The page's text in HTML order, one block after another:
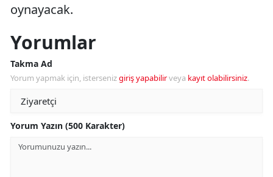
oynayacak.
Yorumlar
Takma Ad
Yorum yapmak için, istersenizgiriş yapabilirveya kayıt olabilirsiniz.
Yorum Yazın (500 Karakter)